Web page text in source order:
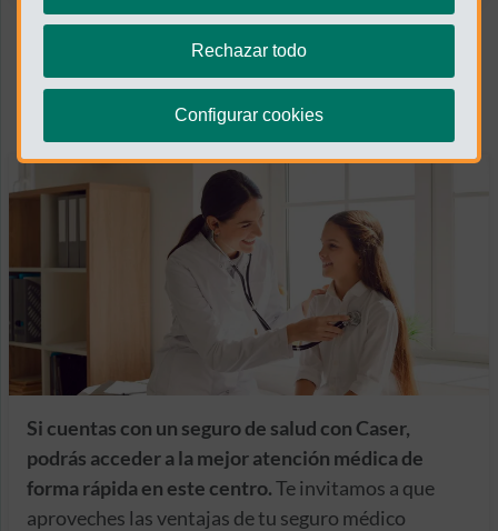
Ver el mapa en Google Maps
Si cuentas con un seguro de salud con Caser,
podrás acceder a la mejor atención médica de
forma rápida en este centro.Te invitamos a que
aproveches las ventajas de tu seguro médico
Te recordamos que puedes modificar tus ajustes de
cookies en cualquier momento en la sección
Rechazar todo
Configurar cookies